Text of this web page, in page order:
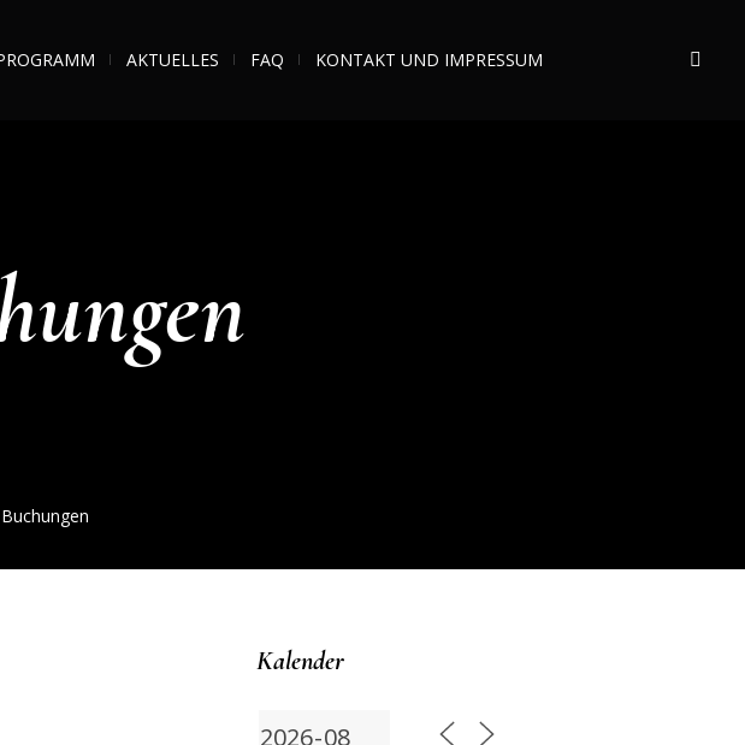
AKTUELLES FAQ KONTAKT UND IMPRESSUM
Kalender